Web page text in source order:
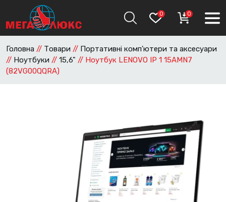
0 0
Головна // Товари // Портативні комп'ютери та аксесуари
// Ноутбуки // 15,6" // Ноутбук LENOVO IP 1 15AMN7
(82VG00QQRA)